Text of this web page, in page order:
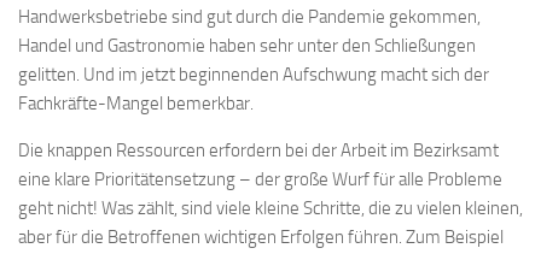
Handwerksbetriebe sind gut durch die Pandemie gekommen,
Handel und Gastronomie haben sehr unter den Schließungen
gelitten. Und im jetzt beginnenden Aufschwung macht sich der
Fachkräfte-Mangel bemerkbar.
Die knappen Ressourcen erfordern bei der Arbeit im Bezirksamt
eine klare Prioritätensetzung – der große Wurf für alle Probleme
geht nicht! Was zählt, sind viele kleine Schritte, die zu vielen kleinen,
aber für die Betroffenen wichtigen Erfolgen führen. Zum Beispiel